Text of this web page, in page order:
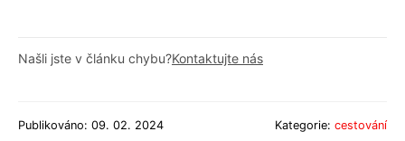
Našli jste v článku chybu?Kontaktujte nás
Publikováno: 09. 02. 2024 Kategorie: cestování